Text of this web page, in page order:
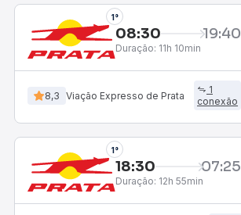
1°
08:30 19:40
Duração: 11h 10min
8,3 Viação Expresso de Prata
1
conexão
1°
18:30 07:25
Duração: 12h 55min